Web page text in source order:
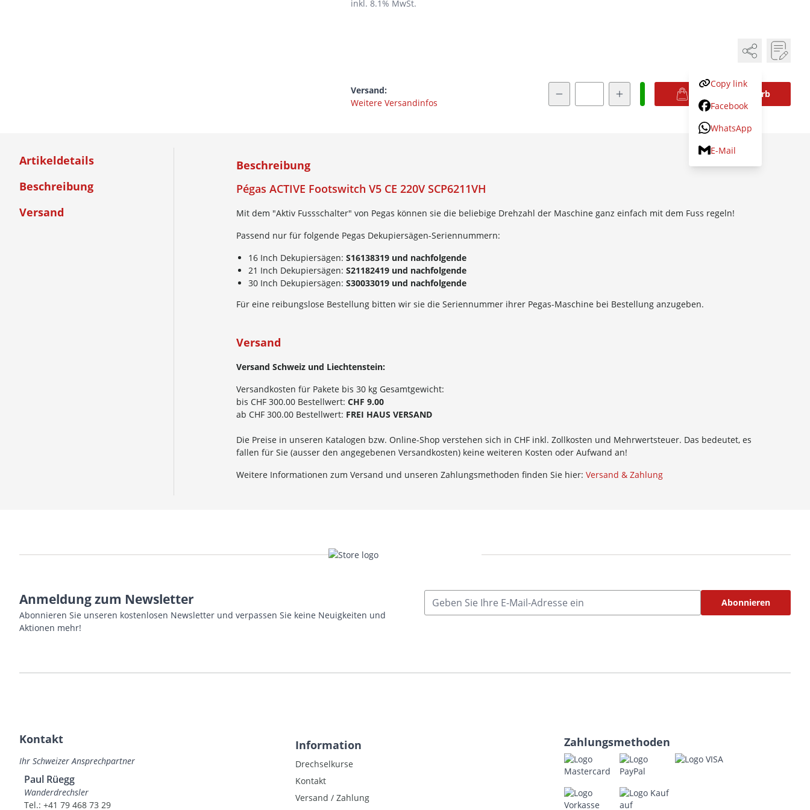
inkl.8.1% MwSt.
Versand:
Weitere Versandinfos
Copy link
Facebook
WhatsApp
E-Mail
In den Warenkorb
Artikeldetails
Beschreibung
Versand
Beschreibung
Pégas ACTIVE Footswitch V5 CE 220V SCP6211VH
Mit dem "Aktiv Fussschalter" von Pegas können sie die beliebige Drehzahl der Maschine ganz einfach mit dem Fuss regeln!
Passend nur für folgende Pegas Dekupiersägen-Seriennummern:
16 Inch Dekupiersägen: S16138319 und nachfolgende
21 Inch Dekupiersägen: S21182419 und nachfolgende
30 Inch Dekupiersägen: S30033019 und nachfolgende
Für eine reibungslose Bestellung bitten wir sie die Seriennummer ihrer Pegas-Maschine bei Bestellung anzugeben.
Versand
Versand Schweiz und Liechtenstein:
Versandkosten für Pakete bis 30 kg Gesamtgewicht:
bis CHF 300.00 Bestellwert: CHF 9.00
ab CHF 300.00 Bestellwert: FREI HAUS VERSAND
Die Preise in unseren Katalogen bzw. Online-Shop verstehen sich in CHF inkl. Zollkosten und Mehrwertsteuer. Das bedeutet, es
fallen für Sie (ausser den angegebenen Versandkosten) keine weiteren Kosten oder Aufwand an!
Weitere Informationen zum Versand und unseren Zahlungsmethoden finden Sie hier: Versand & Zahlung
Anmeldung zum Newsletter
Abonnieren Sie unseren kostenlosen Newsletter und verpassen Sie keine Neuigkeiten und
Aktionen mehr!
E-Mailadresse
Abonnieren
Kontakt
Ihr Schweizer Ansprechpartner
Paul Rüegg
Wanderdrechsler
Tel.: +41 79 468 73 29
Information
Drechselkurse
Kontakt
Versand / Zahlung
Zahlungsmethoden